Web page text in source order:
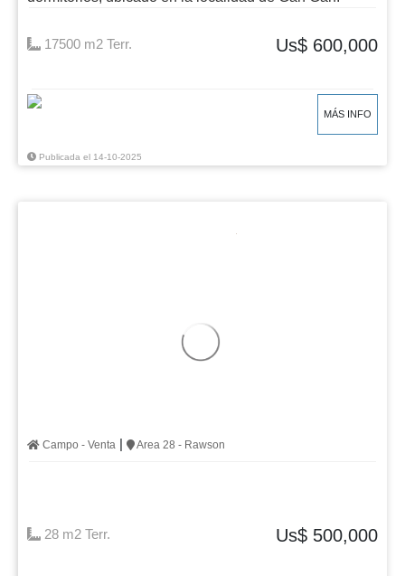
17500 m2 Terr. Us$ 600,000
MÁS INFO
Publicada el 14-10-2025
Campo - Venta | Area 28 - Rawson
28 m2 Terr. Us$ 500,000